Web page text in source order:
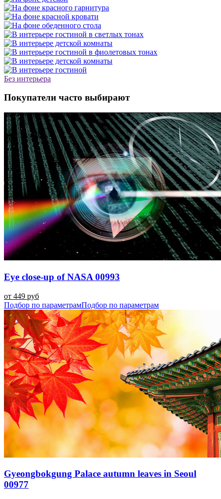
Без интерьера
Покупатели часто выбирают
Eye close-up of NASA 00993
от 449 руб
Подбор по параметрамПодбор по параметрам
Gyeongbokgung Palace autumn leaves in Seoul
00977